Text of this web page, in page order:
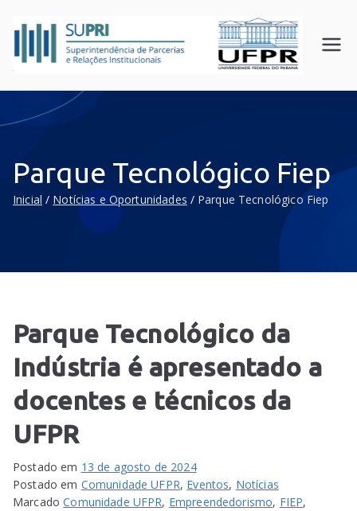
SUPR
Superin
cia de
es
Instituc
Parque Tecnológico Fiep
Inicial Notícias e Oportunidades Parque Tecnológico Fiep
Parque Tecnológico da
Indústria é apresentado a
docentes e técnicos da
UFPR
Postado em 13 de agosto de 2024
Postado em Comunidade UFPR, Eventos, Notícias
MarcadoComunidade UFPR, Empreendedorismo, FIEP,